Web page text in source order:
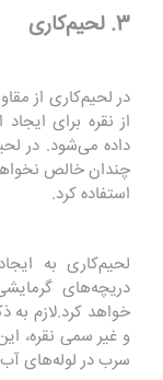
3. لحیم‌کاری
در لحیم‌کاری از
از نقره برای
داده می‌شود. در
چندان خالص
استفاده کرد.
لحیم‌کاری به
دریچه‌های
خواهد کرد.لازم
و غیر سمی نقره،
سرب در لوله‌های